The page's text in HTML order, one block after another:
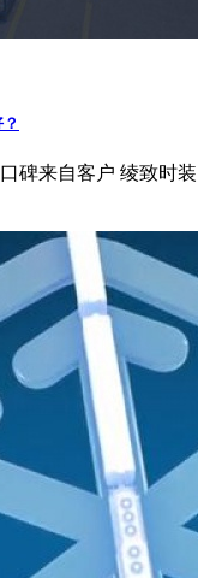
碑来自客户 绫致时装